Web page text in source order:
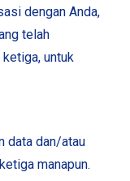
dengan Anda,
telah
untuk
data dan/atau
manapun.